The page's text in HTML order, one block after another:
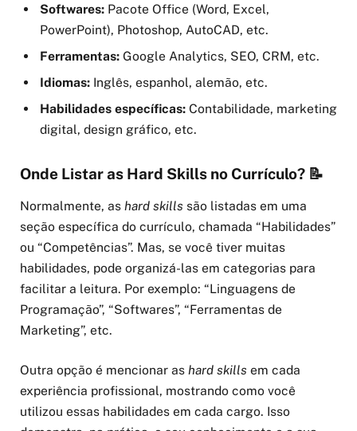
Softwares: Pacote Office (Word, Excel,
PowerPoint), Photoshop, AutoCAD, etc.
Ferramentas: Google Analytics, SEO, CRM, etc.
Idiomas: Inglês, espanhol, alemão, etc.
Habilidades específicas: Contabilidade, marketing
digital, design gráfico, etc.
Onde Listar as Hard Skills no Currículo? 📝
Normalmente, as hard skills são listadas em uma
seção específica do currículo, chamada “Habilidades”
ou “Competências”. Mas, se você tiver muitas
habilidades, pode organizá-las em categorias para
facilitar a leitura. Por exemplo: “Linguagens de
Programação”, “Softwares”, “Ferramentas de
Marketing”, etc.
Outra opção é mencionar as hard skills em cada
experiência profissional, mostrando como você
utilizou essas habilidades em cada cargo. Isso